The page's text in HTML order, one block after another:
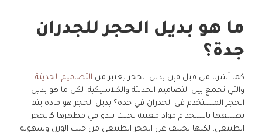
ما هو بديل الحجر للجدران
جدة؟
كما أشرنا من قبل فإن بديل الحجر يعتبر من التصاميم الحديثة
والتي تجمع بين التصاميم الحديثة والكلاسيكية. لكن ما هو بديل
الحجر المستخدم في الجدران في جدة؟ بديل الحجر هو مادة يتم
تصنيعها باستخدام مواد معينة بحيث تبدو في مظهرها كالحجر
الطبيعي. لكنها تختلف عن الحجر الطبيعي من حيث الوزن وسهولة